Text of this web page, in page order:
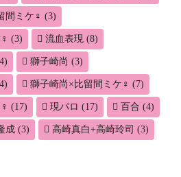
間ミケ♀ (3)
(3) 流血表現 (8)
獅子崎尚 (3)
獅子崎尚×比留間ミケ♀ (7)
(17) 現パロ (17) 百合 (4)
成 (3) 高崎真白+高崎玲司 (3)